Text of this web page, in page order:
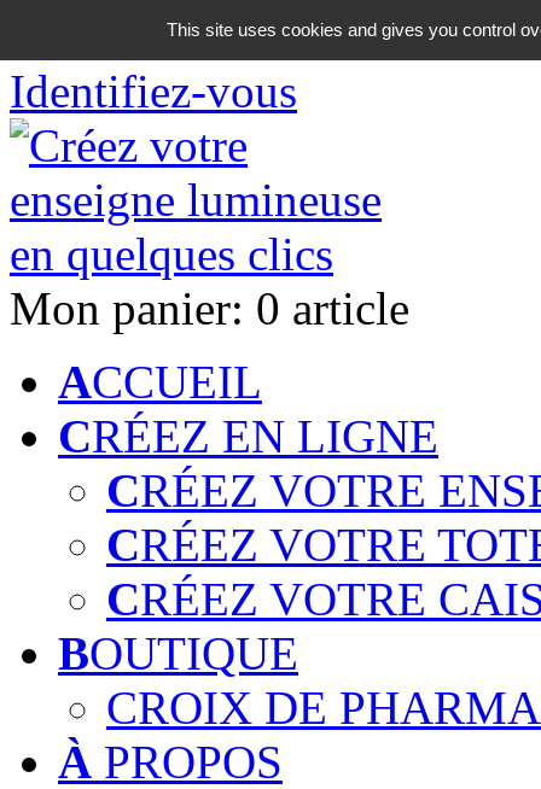
06 18 42 08 59
Identifiez-vous
Mon panier: 0 article
ACCUEIL
CRÉEZ EN LIGNE
CRÉEZ VOTRE
CRÉEZ VOTRE
CRÉEZ VOTRE
BOUTIQUE
CROIX DE
À PROPOS
This site uses cookies and gives you control